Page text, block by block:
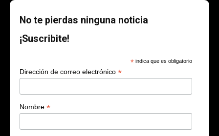
No te pierdas ninguna noticia
¡Suscribite!
* indica que es obligatorio
Dirección de correo electrónico *
Nombre *